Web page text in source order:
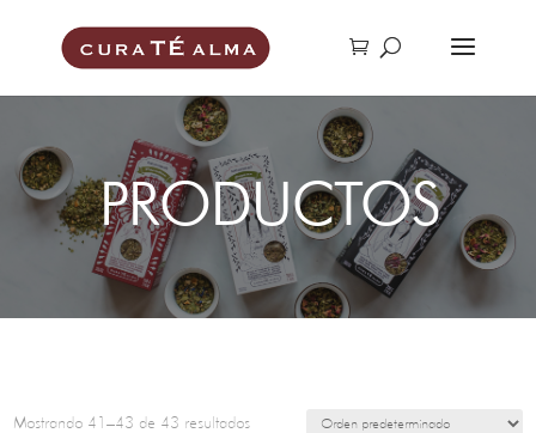
PRODUCTOS
Mostrando 41–43 de 43 resultados